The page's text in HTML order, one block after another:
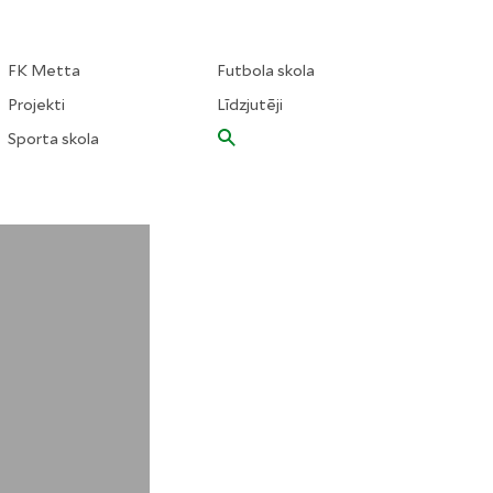
FK Metta
Projekti
Sporta skola
Futbola skola
Līdzjutēji